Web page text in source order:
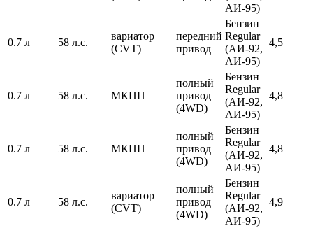
АИ-95)
0.7 л 58 л.с.
вариатор
(CVT)
передний
привод
Бензин
Regular
(АИ-92,
АИ-95)
4,5
0.7 л 58 л.с. МКПП
полный
привод
(4WD)
Бензин
Regular
(АИ-92,
АИ-95)
4,8
0.7 л 58 л.с. МКПП
полный
привод
(4WD)
Бензин
Regular
(АИ-92,
АИ-95)
4,8
0.7 л 58 л.с.
вариатор
(CVT)
полный
привод
(4WD)
Бензин
Regular
(АИ-92,
АИ-95)
4,9